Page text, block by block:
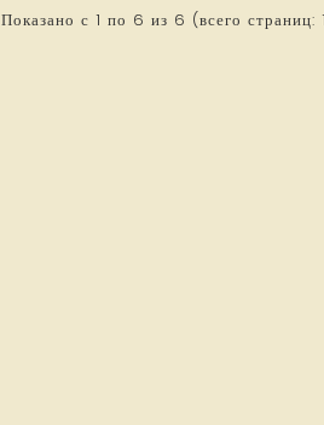
Показано с 1 по 6 из 6 (всего страниц: